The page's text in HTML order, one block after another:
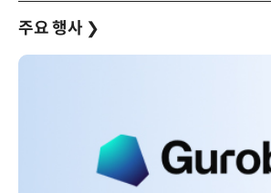
주요 행사 ❯